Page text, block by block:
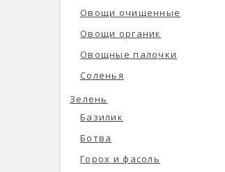
Овощи очищенные
Овощи органик
Овощные палочки
Соленья
Зелень
Базилик
Ботва
Горох и фасоль